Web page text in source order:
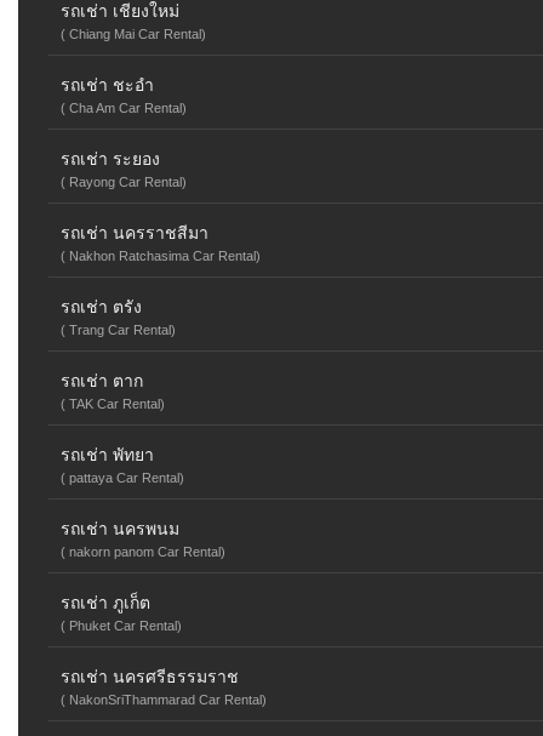
รถเช่า เชียงใหม่
( Chiang Mai Car Rental)
รถเช่า ชะอำ
( Cha Am Car Rental)
รถเช่า ระยอง
( Rayong Car Rental)
รถเช่า นครราชสีมา
( Nakhon Ratchasima Car Rental)
รถเช่า ตรัง
( Trang Car Rental)
รถเช่า ตาก
( TAK Car Rental)
รถเช่า พัทยา
( pattaya Car Rental)
รถเช่า นครพนม
( nakorn panom Car Rental)
รถเช่า ภูเก็ต
( Phuket Car Rental)
รถเช่า นครศรีธรรมราช
( NakonSriThammarad Car Rental)